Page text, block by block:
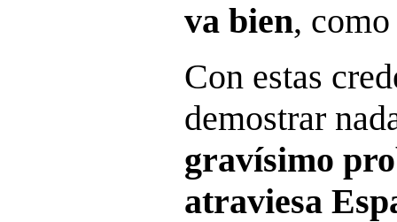
va bien, como
Con estas
demostrar
gravísimo
atraviesa